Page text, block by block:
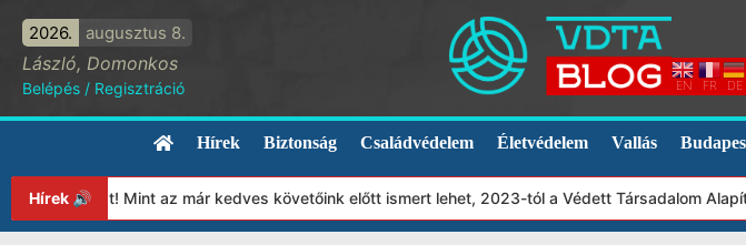
2026. augusztus 8.
László, Domonkos
Belépés / Regisztráció EN FR DE
Hírek Biztonság Családvédelem Életvédelem Vallás
Hírek 🔊 Mint az már kedves követőink előtt ismert lehet, 2023-tól a Védett Társadalom